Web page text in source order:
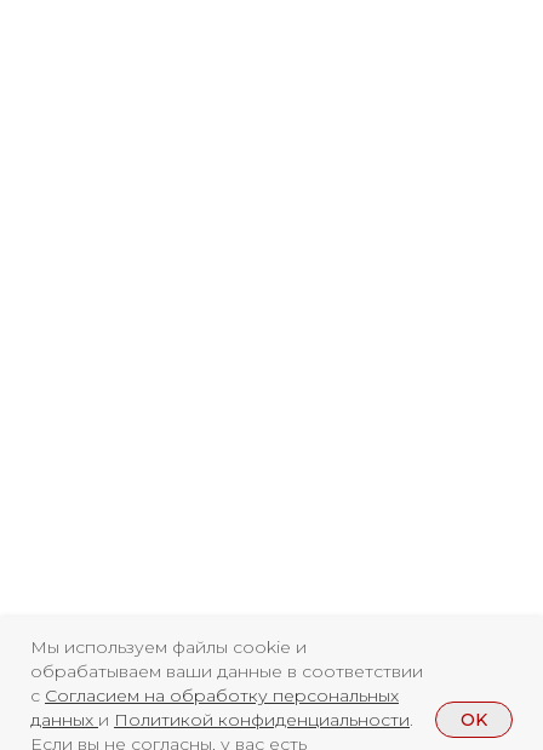
Мы используем файлы cookie и
обрабатываем ваши данные в соответствии
с Согласием на обработку персональных
данных и Политикой конфиденциальности.
Если вы не согласны, у вас есть
OK
ВКонтакте
Телеграмм
Макс
Дзен
Новости
Афиша